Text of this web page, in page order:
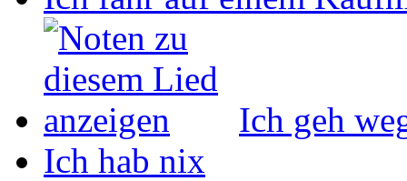
Ich geh
Ich hab nix